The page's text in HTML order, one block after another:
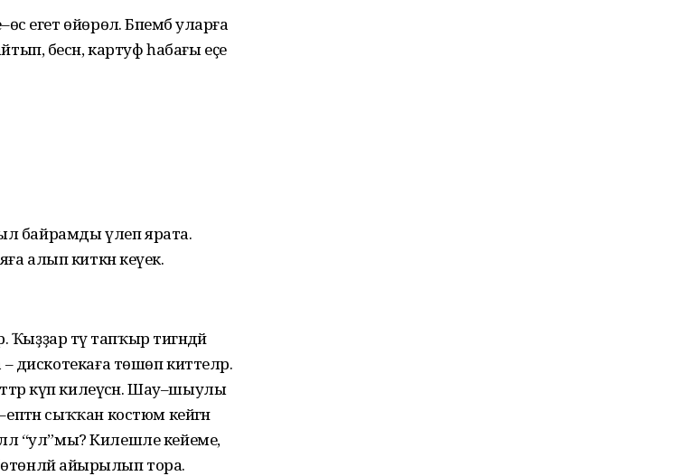
егет өйөрөлә. Бәпембә уларға
бесән, картуф һабағы еҫе
байрамды үлеп ярата.
алып киткән кеүек.
тәү тапҡыр тигәндәй
дискотекаға төшөп киттеләр.
күп килеүсән. Шау–шыулы
сыҡҡан костюм кейгән
“ул”мы? Килешле кейеме,
бөтөнләй айырылып тора.